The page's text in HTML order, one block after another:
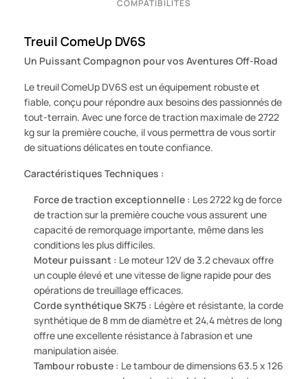
COMPATIBILITÉS
Treuil ComeUp DV6S
Un Puissant Compagnon pour vos Aventures Off-Road
Le treuil ComeUp DV6S est un équipement robuste et
fiable, conçu pour répondre aux besoins des passionnés de
tout-terrain. Avec une force de traction maximale de 2722
kg sur la première couche, il vous permettra de vous sortir
de situations délicates en toute confiance.
Caractéristiques Techniques :
Force de traction exceptionnelle : Les 2722 kg de force
de traction sur la première couche vous assurent une
capacité de remorquage importante, même dans les
conditions les plus difficiles.
Moteur puissant : Le moteur 12V de 3.2 chevaux offre
un couple élevé et une vitesse de ligne rapide pour des
opérations de treuillage efficaces.
Corde synthétique SK75 : Légère et résistante, la corde
synthétique de 8 mm de diamètre et 24,4 mètres de long
offre une excellente résistance à l'abrasion et une
manipulation aisée.
Tambour robuste : Le tambour de dimensions 63.5 x 126